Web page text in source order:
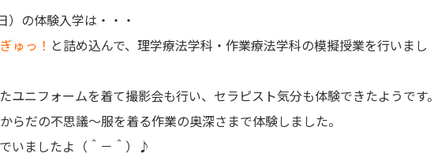
）の体験入学は・・・
ぎゅっ！ と詰め込んで、理学療法学科・作業療法学科の模擬授業を行いまし
ユニフォームを着て撮影会も行い、セラピスト気分も体験できたようです。
らだの不思議～服を着る作業の奥深さまで体験しました。
いましたよ（＾－＾）♪